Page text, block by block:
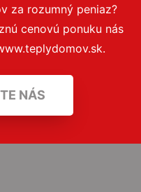
za rozumný peniaz?
cenovú ponuku nás
NÁS